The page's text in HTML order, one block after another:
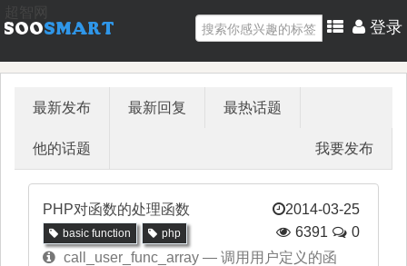
登录
最新发布 最新回复 最热话题
他的话题 我要发布
PHP对函数的处理函数 2014-03-25
basic function php 6391
0
call_user_func_array — 调用用户定义的函